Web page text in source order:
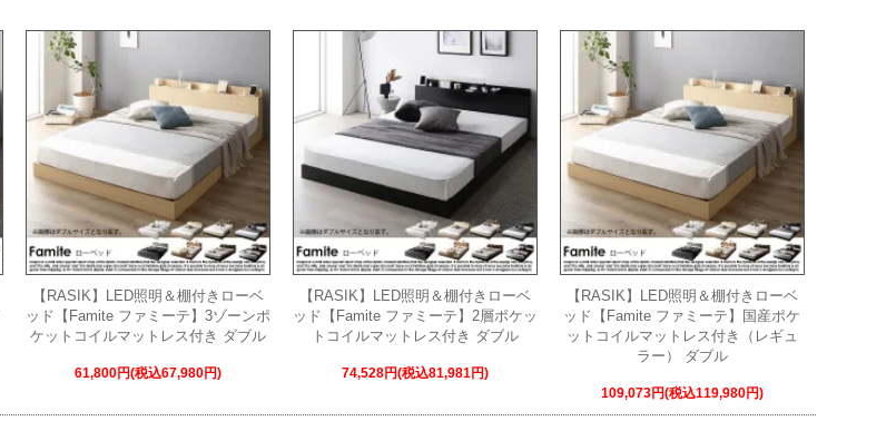
【RASIK】LED照明＆棚付きローベ
ッド【Famite ファミーテ】3ゾーンポ
ケットコイルマットレス付き ダブル
61,800円(税込67,980円)
【RASIK】LED照明＆棚付きローベ
ッド【Famite ファミーテ】2層ポケッ
トコイルマットレス付き ダブル
74,528円(税込81,981円)
【RASIK】LED照明＆棚付きローベ
ッド【Famite ファミーテ】国産ポケ
ットコイルマットレス付き（レギュ
ラー） ダブル
109,073円(税込119,980円)